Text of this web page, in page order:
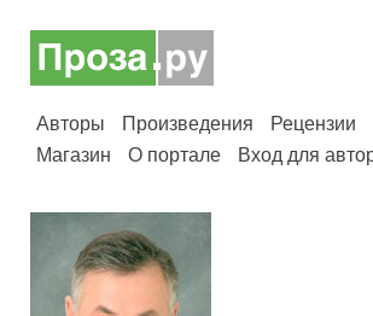
Авторы Произведения Рецензии
Магазин
О портале Вход для